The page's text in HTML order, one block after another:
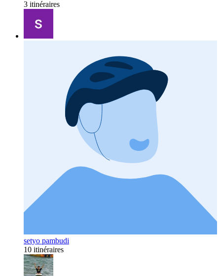
3 itinéraires
setyo pambudi
10 itinéraires